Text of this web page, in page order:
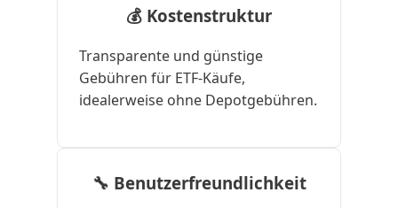
💰 Kostenstruktur
Transparente und günstige
Gebühren für ETF-Käufe,
idealerweise ohne Depotgebühren.
🔧 Benutzerfreundlichkeit